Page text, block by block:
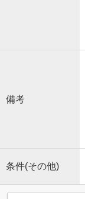
備考
条件(その他)